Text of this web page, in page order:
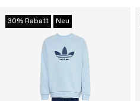
30% Rabatt Neu